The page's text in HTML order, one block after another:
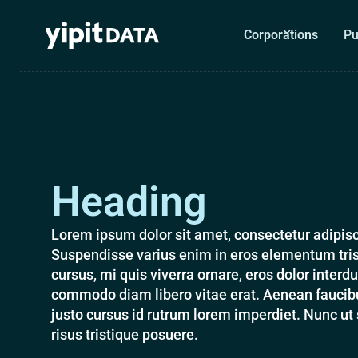
Corporations
Heading
Lorem ipsum dolor sit amet, consectetur
Suspendisse varius enim in eros elementum
cursus, mi quis viverra ornare, eros dolor
commodo diam libero vitae erat. Aenean
justo cursus id rutrum lorem imperdiet. Nunc ut
risus tristique posuere.